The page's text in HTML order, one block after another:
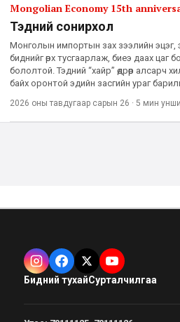
Mongolian Economy 15th
Тэдний сонирхол
Монголын импортын зах зээлийн эцэг,
биднийг өрх тусгаарлаж, биеэ даах цаг
бололтой. Тэдний “хайр” өдрөөр алсарч
байх оронтой эдийн засгийн ураг
2026 оны тавдугаар сарын 26 · 5 мин
Бидний тухайСурталчилгаа